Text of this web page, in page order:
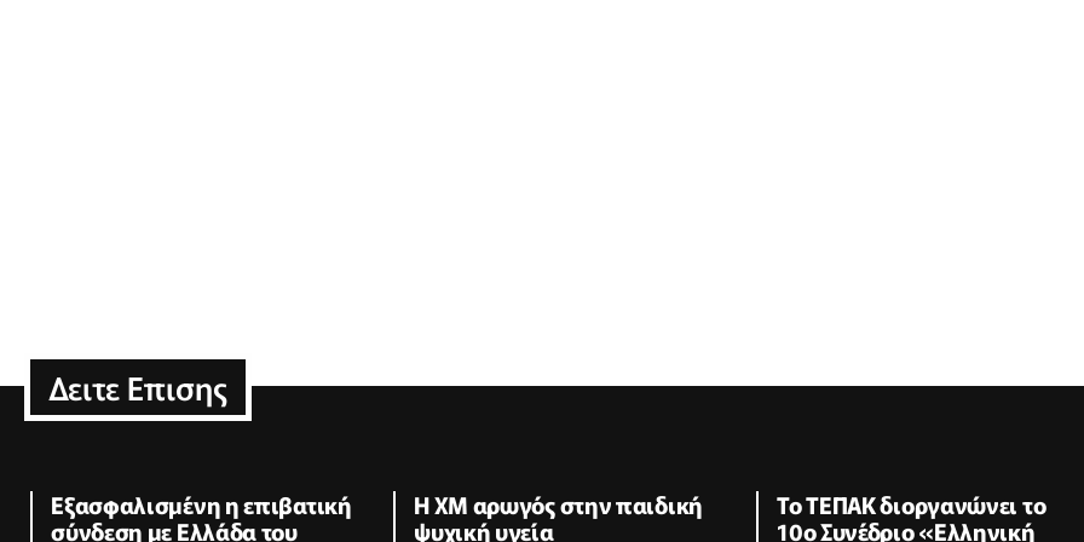
Δειτε Επισης
Εξασφαλισμένη η επιβατική
σύνδεση με Ελλάδα του
Η XM αρωγός στην παιδική
ψυχική υγεία
Το ΤΕΠΑΚ διοργανώνει το
10ο Συνέδριο «Ελληνική